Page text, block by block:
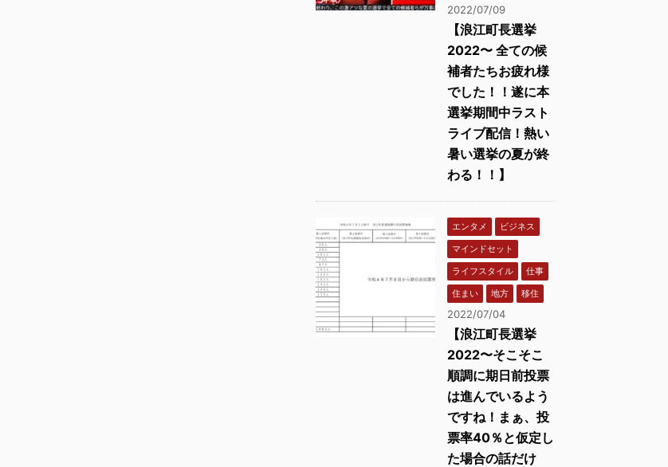
2022/07/09
【浪江町長選挙
2022〜 全ての候
補者たちお疲れ様
でした！！遂に本
選挙期間中ラスト
ライブ配信！熱い
暑い選挙の夏が終
わる！！】
エンタメ
ビジネス
マインドセット
ライフスタイル
仕事
住まい
地方 移住
2022/07/04
【浪江町長選挙
2022〜そこそこ
順調に期日前投票
は進んでいるよう
ですね！まぁ、投
票率40％と仮定し
た場合の話だけ